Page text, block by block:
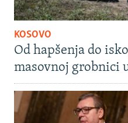
KOSOVO
Od hapšenja do
masovnoj grobnici